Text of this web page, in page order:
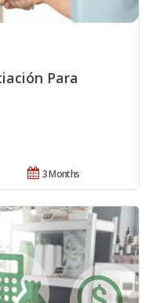
Para
3 Months